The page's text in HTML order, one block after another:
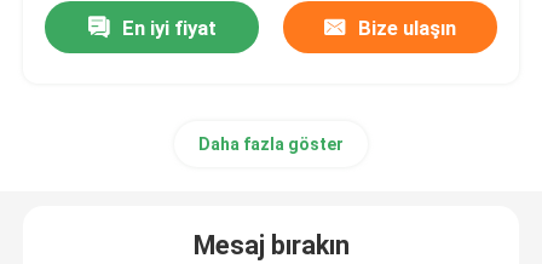
Vektör Frekans İnvertörü
Variable Frequency Drive for Crane (Kran için
En iyi fiyat Bize ulaşın
Daha fazla göster
Mesaj bırakın